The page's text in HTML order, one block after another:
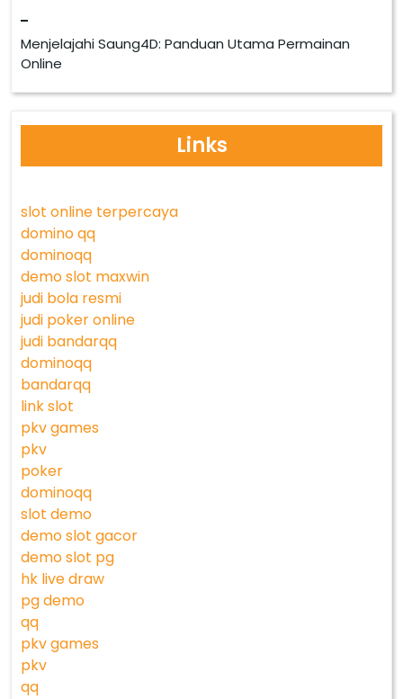
Menjelajahi Saung4D: Panduan Utama Permainan
Online
Links
slot online terpercaya
domino qq
dominoqq
demo slot maxwin
judi bola resmi
judi poker online
judi bandarqq
dominoqq
bandarqq
link slot
pkv games
pkv
poker
dominoqq
slot demo
demo slot gacor
demo slot pg
hk live draw
pg demo
qq
pkv games
pkv
qq